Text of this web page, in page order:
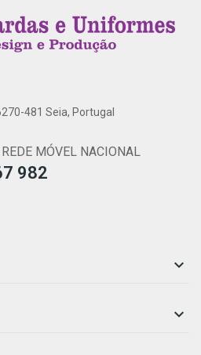
481 Seia, Portugal
MÓVEL NACIONAL
982

